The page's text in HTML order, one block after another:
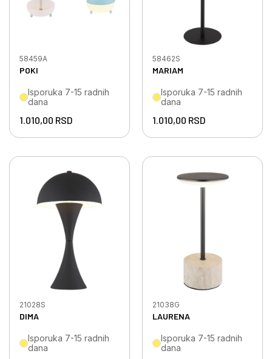
POKI
58459A
Isporuka 7-15 radnih
dana
1.010,00 RSD
MARIAM
58462S
Isporuka 7-15 radnih
dana
1.010,00 RSD
DIMA
21028S
Isporuka 7-15 radnih
dana
LAURENA
21038G
Isporuka 7-15 radnih
dana